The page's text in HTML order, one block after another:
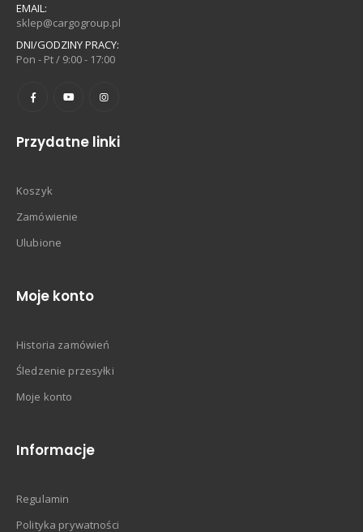
EMAIL:
sklep@cargogroup.pl
DNI/GODZINY PRACY:
Pon - Pt / 9:00 - 17:00
Przydatne linki
Koszyk
Zamówienie
Ulubione
Moje konto
Historia zamówień
Śledzenie przesyłki
Moje konto
Informacje
Regulamin
Polityka prywatności